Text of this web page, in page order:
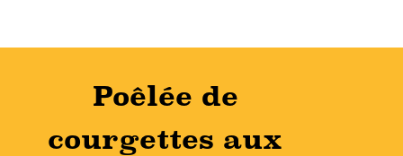
Poêlée de
courgettes aux